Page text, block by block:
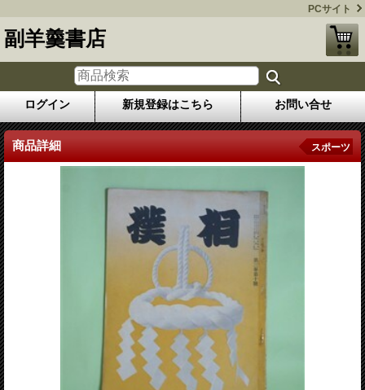
PCサイト
副羊羹書店
ログイン 新規登録はこちら お問い合せ
商品詳細 スポーツ